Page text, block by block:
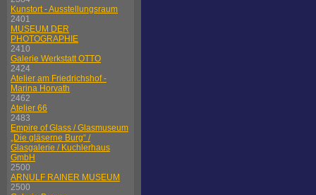
Kunstort - Ausstellungsraum
2401
MUSEUM DER
PHOTOGRAPHIE
2410
Galerie Werkstatt OTTO
2424
Atelier am Friedrichshof -
Marina Horvath
2462
Atelier 66
2483
Empire of Glass / Glasmuseum
„Die gläserne Burg“ /
Glasgalerie / Kuchlerhaus
GmbH
2500
ARNULF RAINER MUSEUM
2500